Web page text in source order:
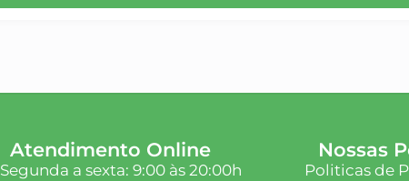
Atendimento Online
Segunda a sexta: 9:00 às 20:00h
Nossas
Politicas de